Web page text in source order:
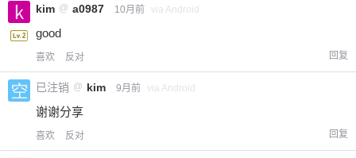
kim @ a0987 10月前 via Android
good
喜欢 反对 回复
已注销 @ kim 9月前 via Android
谢谢分享
喜欢 反对 回复